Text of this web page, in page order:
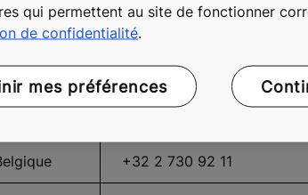
Numéro de téléphone
+32 2 730 92 11
qui permettent au site de fonctionner
de confidentialité.
mes préférences